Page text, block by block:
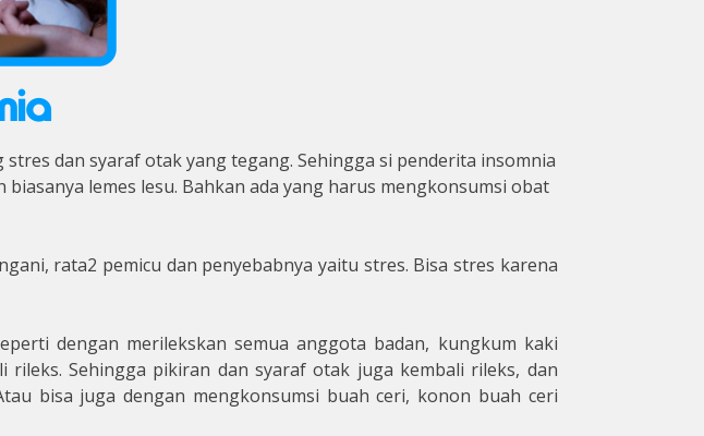
dan syaraf otak yang tegang. Sehingga si penderita insomnia
lemes lesu. Bahkan ada yang harus mengkonsumsi obat
rata2 pemicu dan penyebabnya yaitu stres. Bisa stres karena
dengan merilekskan semua anggota badan, kungkum kaki
Sehingga pikiran dan syaraf otak juga kembali rileks, dan
bisa juga dengan mengkonsumsi buah ceri, konon buah ceri